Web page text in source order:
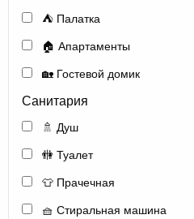
⛺ Палатка
🏠 Апартаменты
🏡 Гостевой домик
Санитария
🚿 Душ
🚻 Туалет
👕 Прачечная
🧺 Стиральная машина